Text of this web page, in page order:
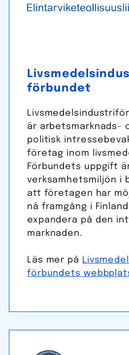
förbundet
är arbets­marknads-
politisk
företag inom
Förbundets uppgift
verksam­hets­miljön i
att företagen har
nå fram­gång i
expandera på den
marknaden.
Läs mer på
förbundets